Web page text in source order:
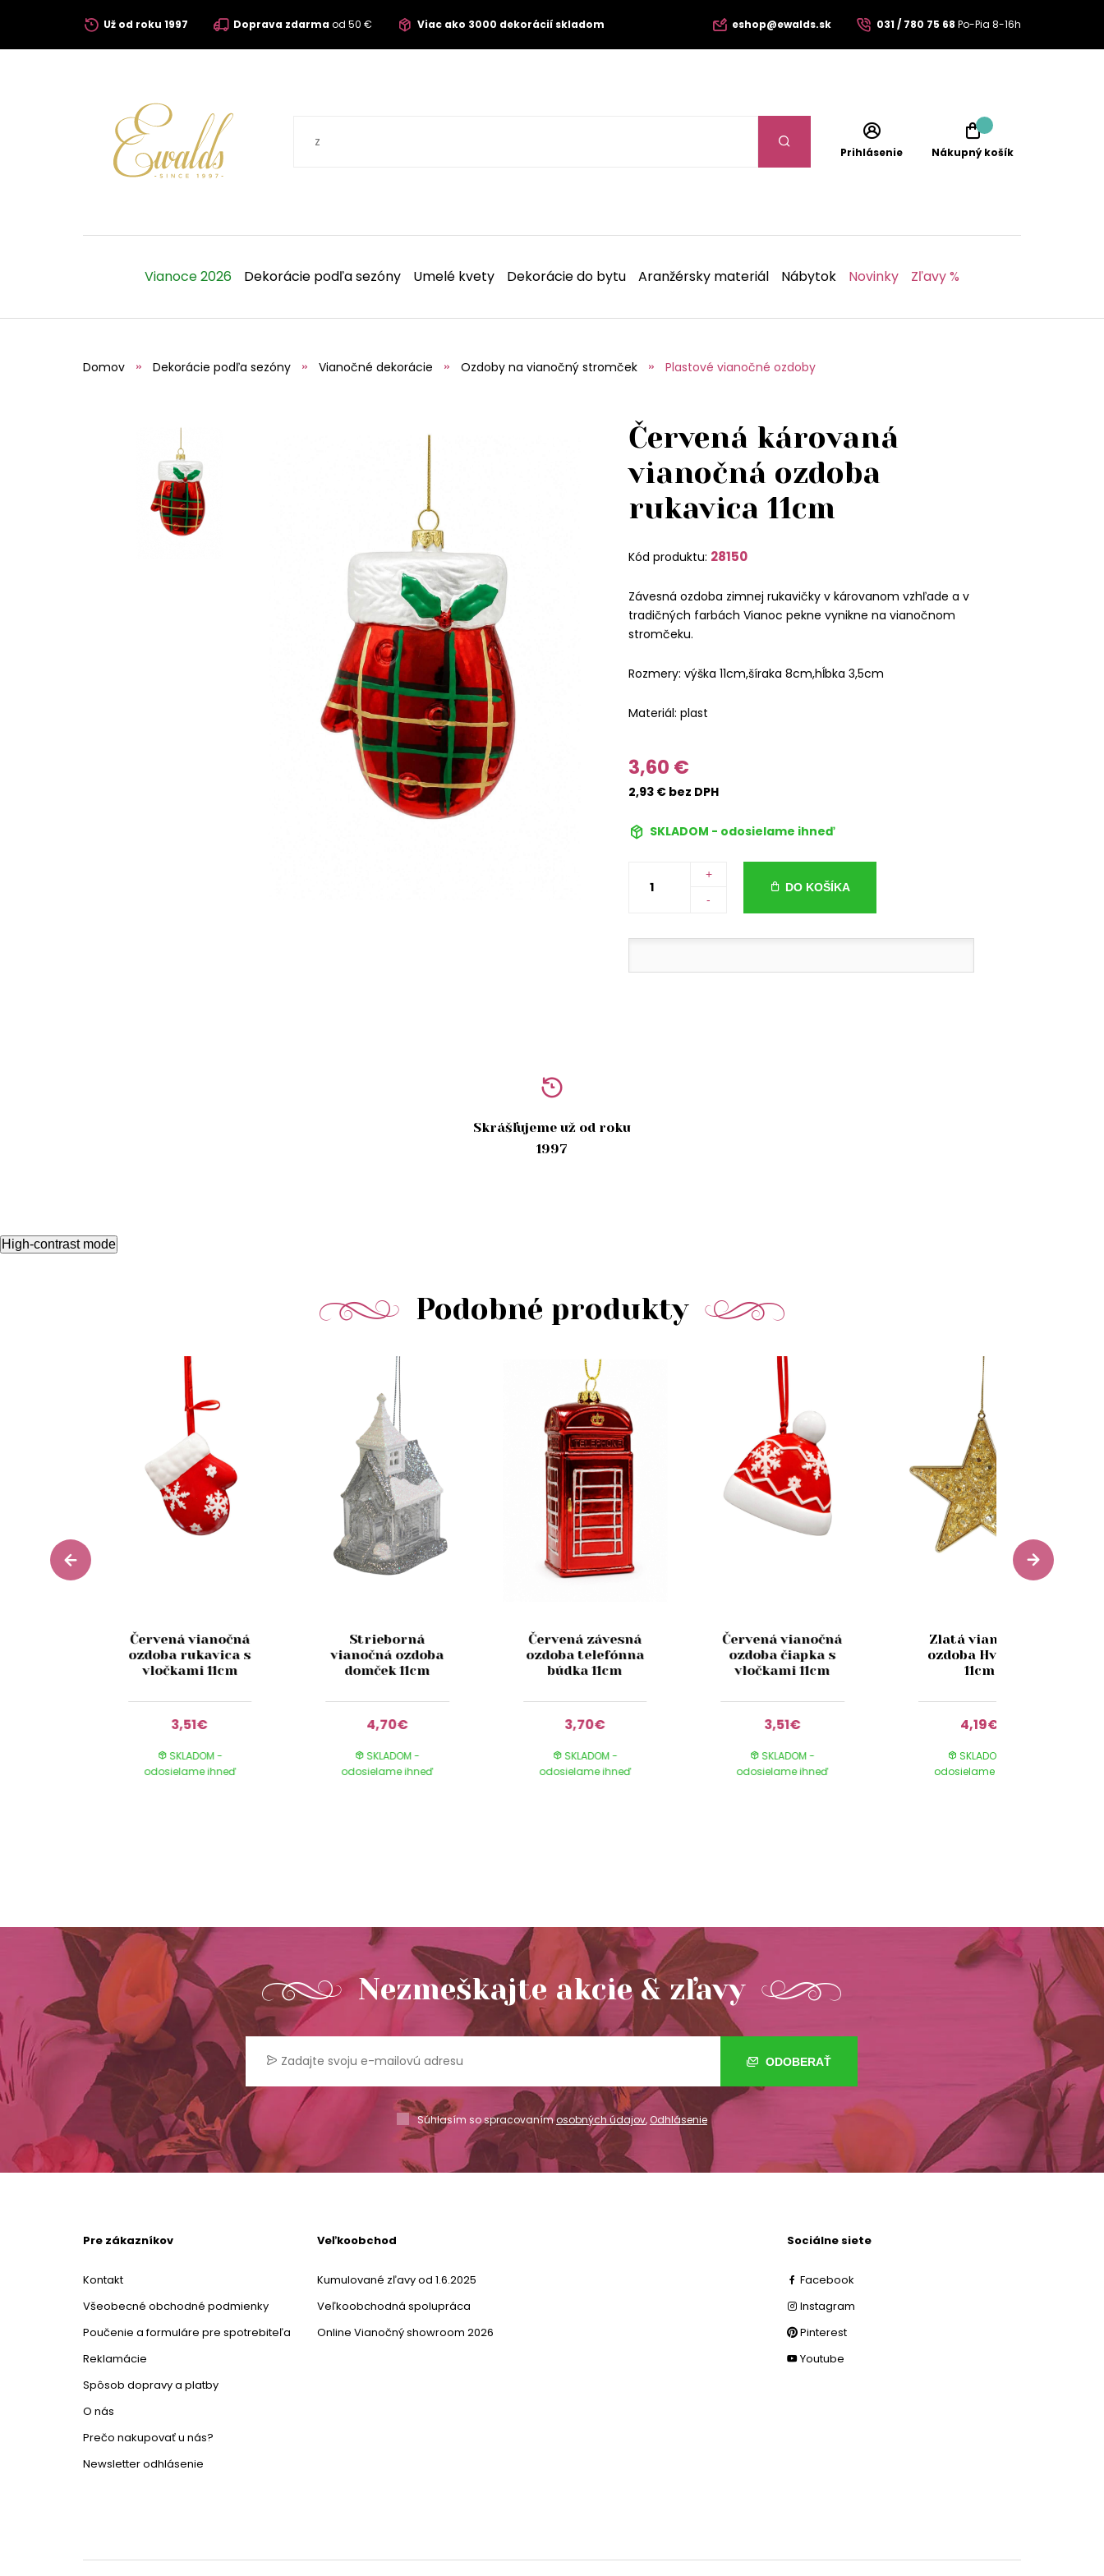
Už od roku 1997 Doprava zdarmaod 50 € Viac ako 3000 dekorácií skladom eshop@ewalds.sk 031 / 780 75 68 Po-Pia 8-16h
Prihlásenie Nákupný košík
Vianoce 2026 Dekorácie podľa sezóny Umelé kvety Dekorácie do bytu Aranžérsky materiál Nábytok Novinky Zľavy %
Domov Dekorácie podľa sezóny Vianočné dekorácie Ozdoby na vianočný stromček Plastové vianočné ozdoby
Červená károvaná
vianočná ozdoba
rukavica 11cm
Kód produktu: 28150
Závesná ozdoba zimnej rukavičky v károvanom vzhľade a v
tradičných farbách Vianoc pekne vynikne na vianočnom
stromčeku.
Rozmery: výška 11cm,šíraka 8cm,hĺbka 3,5cm
Materiál: plast
3,60 €
2,93 € bez DPH
SKLADOM - odosielame ihneď
+
-
DO KOŠÍKA
Skrášľujeme už od roku
1997
High-contrast mode
Podobné produkty
Červená vianočná
ozdoba rukavica s
vločkami 11cm
3,51€
SKLADOM -
odosielame ihneď
Strieborná
vianočná ozdoba
domček 11cm
4,70€
SKLADOM -
odosielame ihneď
Červená závesná
ozdoba telefónna
búdka 11cm
3,70€
SKLADOM -
odosielame ihneď
Červená vianočná
ozdoba čiapka s
vločkami 11cm
3,51€
SKLADOM -
odosielame ihneď
Zlatá vianočná
ozdoba Hviezda
11cm
4,19€
SKLADOM -
odosielame ihneď
Nezmeškajte akcie & zľavy
ODOBERAŤ
Súhlasím so spracovanímosobných údajov,Odhlásenie
Pre zákazníkov
Kontakt
Všeobecné obchodné podmienky
Poučenie a formuláre pre spotrebiteľa
Reklamácie
Spôsob dopravy a platby
O nás
Prečo nakupovať u nás?
Newsletter odhlásenie
Veľkoobchod
Kumulované zľavy od 1.6.2025
Veľkoobchodná spolupráca
Online Vianočný showroom 2026
Sociálne siete
Facebook
Instagram
Pinterest
Youtube